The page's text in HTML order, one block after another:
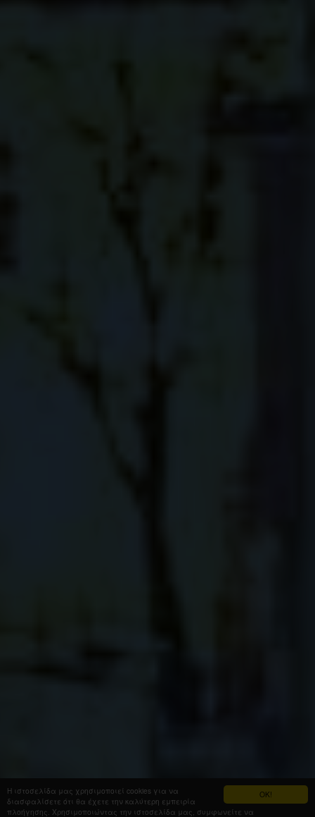
OK!
Η ιστοσελίδα μας χρησιμοποιεί cookies για να
διασφαλίσετε ότι θα έχετε την καλύτερη εμπειρία
πλοήγησης. Χρησιμοποιώντας την ιστοσελίδα μας, συμφωνείτε να